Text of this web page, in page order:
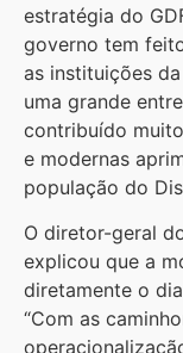
estratégia do
governo tem
as instituições
uma grande
contribuído
e modernas
população do
O diretor-geral
explicou que a
diretamente o
“Com as